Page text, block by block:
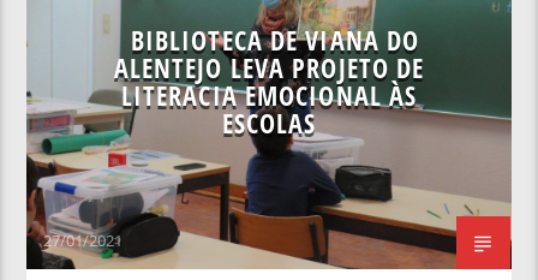
BIBLIOTECA DE VIANA DO
ALENTEJO LEVA PROJETO DE
LITERACIA EMOCIONAL ÀS
ESCOLAS
27/01/2021